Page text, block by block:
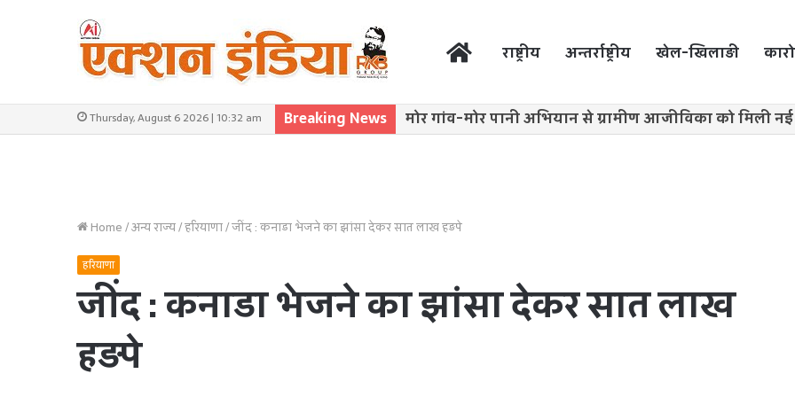
राष्ट्रीय अन्तर्राष्ट्रीय खेल-खिलाड़ी
Thursday, August 6 2026 | 10:32 am Breaking News मोर गांव-मोर पानी अभियान से ग्रामीण आजीविका को मिली नई
Home/अन्य राज्य/हरियाणा/जींद : कनाडा भेजने का झांसा देकर सात लाख हड़पे
हरियाणा
जींद : कनाडा भेजने का झांसा देकर सात लाख
हड़पे